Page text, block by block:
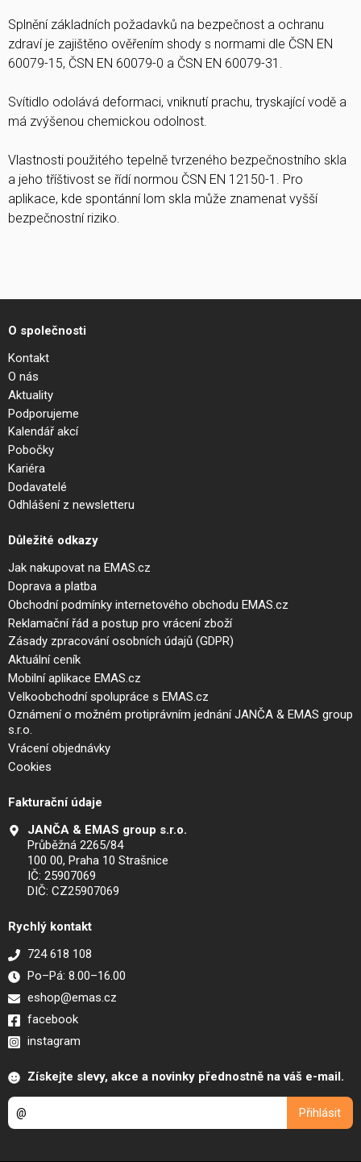
Splnění základních požadavků na bezpečnost a ochranu
zdraví je zajištěno ověřením shody s normami dle ČSN EN
60079-15, ČSN EN 60079-0 a ČSN EN 60079-31.
Svítidlo odolává deformaci, vniknutí prachu, tryskající vodě a
má zvýšenou chemickou odolnost.
Vlastnosti použitého tepelně tvrzeného bezpečnostního skla
a jeho tříštivost se řídí normou ČSN EN 12150-1. Pro
aplikace, kde spontánní lom skla může znamenat vyšší
bezpečnostní riziko.
O společnosti
Kontakt
O nás
Aktuality
Podporujeme
Kalendář akcí
Pobočky
Kariéra
Dodavatelé
Odhlášení z newsletteru
Důležité odkazy
Jak nakupovat na EMAS.cz
Doprava a platba
Obchodní podmínky internetového obchodu EMAS.cz
Reklamační řád a postup pro vrácení zboží
Zásady zpracování osobních údajů (GDPR)
Aktuální ceník
Mobilní aplikace EMAS.cz
Velkoobchodní spolupráce s EMAS.cz
Oznámení o možném protiprávním jednání JANČA & EMAS group
s.r.o.
Vrácení objednávky
Cookies
Fakturační údaje
JANČA & EMAS group s.r.o.
Průběžná 2265/84
100 00, Praha 10 Strašnice
IČ: 25907069
DIČ: CZ25907069
Rychlý kontakt
724 618 108
Po–Pá: 8.00–16.00
eshop@emas.cz
facebook
instagram
Získejte slevy, akce a novinky přednostně na váš e-mail.